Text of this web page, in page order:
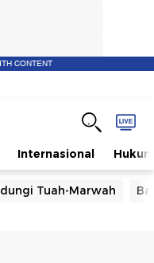
CONTENT
Internasional Hukum
Tuah-Marwah